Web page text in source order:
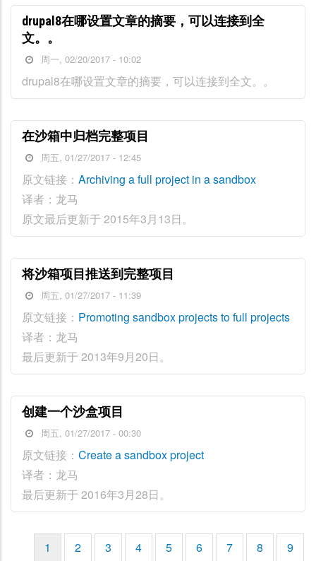
drupal8在哪设置文章的摘要，可以连接到全
文。。
周一, 02/20/2017 - 10:02
drupal8在哪设置文章的摘要，可以连接到全文。。
在沙箱中归档完整项目
周五, 01/27/2017 - 12:45
原文链接： Archiving a full project in a sandbox
译者：龙马
原文最后更新于 2015年3月13日。
将沙箱项目推送到完整项目
周五, 01/27/2017 - 11:39
原文链接： Promoting sandbox projects to full projects
译者：龙马
最后更新于 2013年9月20日。
创建一个沙盒项目
周五, 01/27/2017 - 00:30
原文链接： Create a sandbox project
译者：龙马
最后更新于 2016年3月28日。
当
1
页
2
页
3
页
4
页
5
页
6
页
7
页
8
页
9